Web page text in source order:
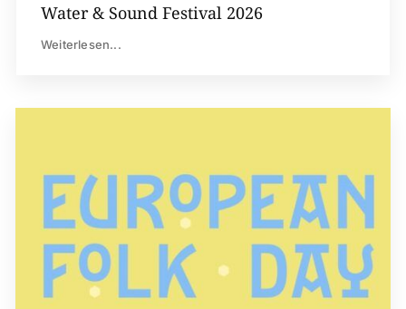
Water & Sound Festival 2026
Weiterlesen...